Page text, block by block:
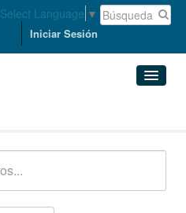
Select Language ▼
Iniciar Sesión